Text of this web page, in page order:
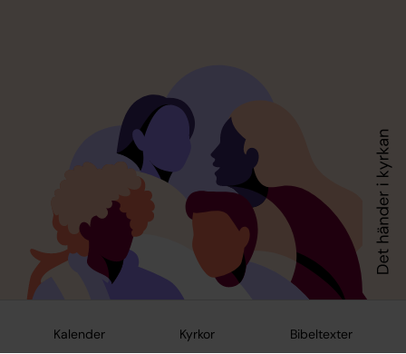
Kalender Kyrkor Bibeltexter